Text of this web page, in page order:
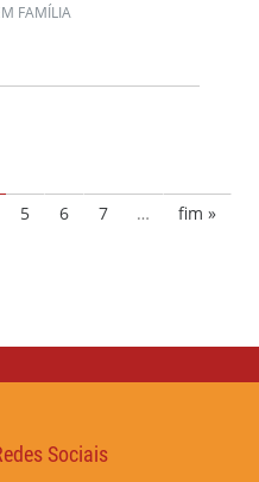
FAMÍLIA
5 6 7 … fim »
Sociais